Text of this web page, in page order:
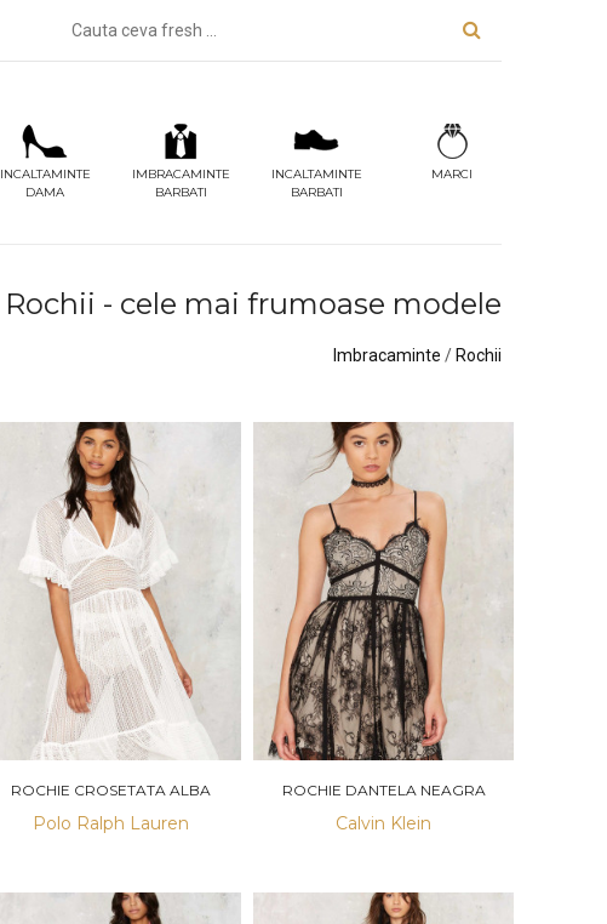
INCALTAMINTE
DAMA
IMBRACAMINTE
BARBATI
INCALTAMINTE
BARBATI
MARCI
Rochii - cele mai frumoase modele
Imbracaminte / Rochii
ROCHIE CROSETATA ALBA
Polo Ralph Lauren
ROCHIE DANTELA NEAGRA
Calvin Klein